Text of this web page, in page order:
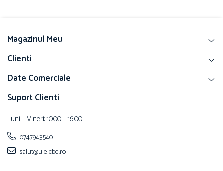
Magazinul Meu
Clienti
Date Comerciale
Suport Clienti
Luni - Vineri: 10:00 - 16:00
0747943540
salut@uleicbd.ro